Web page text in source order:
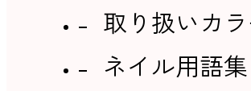
取り扱いカ
ネイル用語集